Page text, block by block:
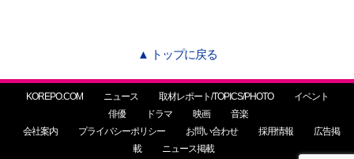
▲ トップに戻る
KOREPO.COM ニュース 取材レポート/TOPICS/PHOTO
イベント
俳優
ドラマ 映画
音楽
会社案内
プライバシーポリシー お問い合わせ 採用情報
広告掲
載
ニュース掲載